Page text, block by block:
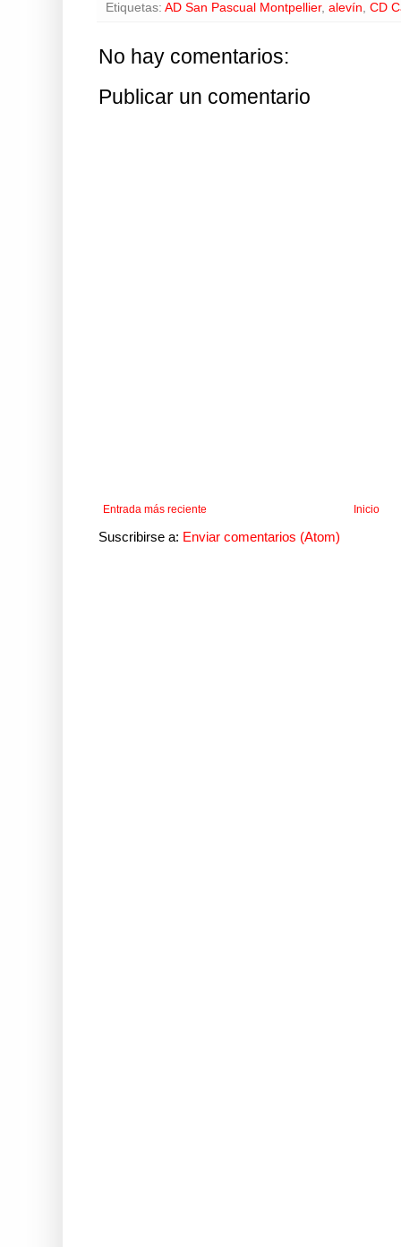
Etiquetas: AD San Pascual Montpellier, alevín, CD
No hay comentarios:
Publicar un comentario
Entrada más reciente Inicio
Suscribirse a: Enviar comentarios (Atom)